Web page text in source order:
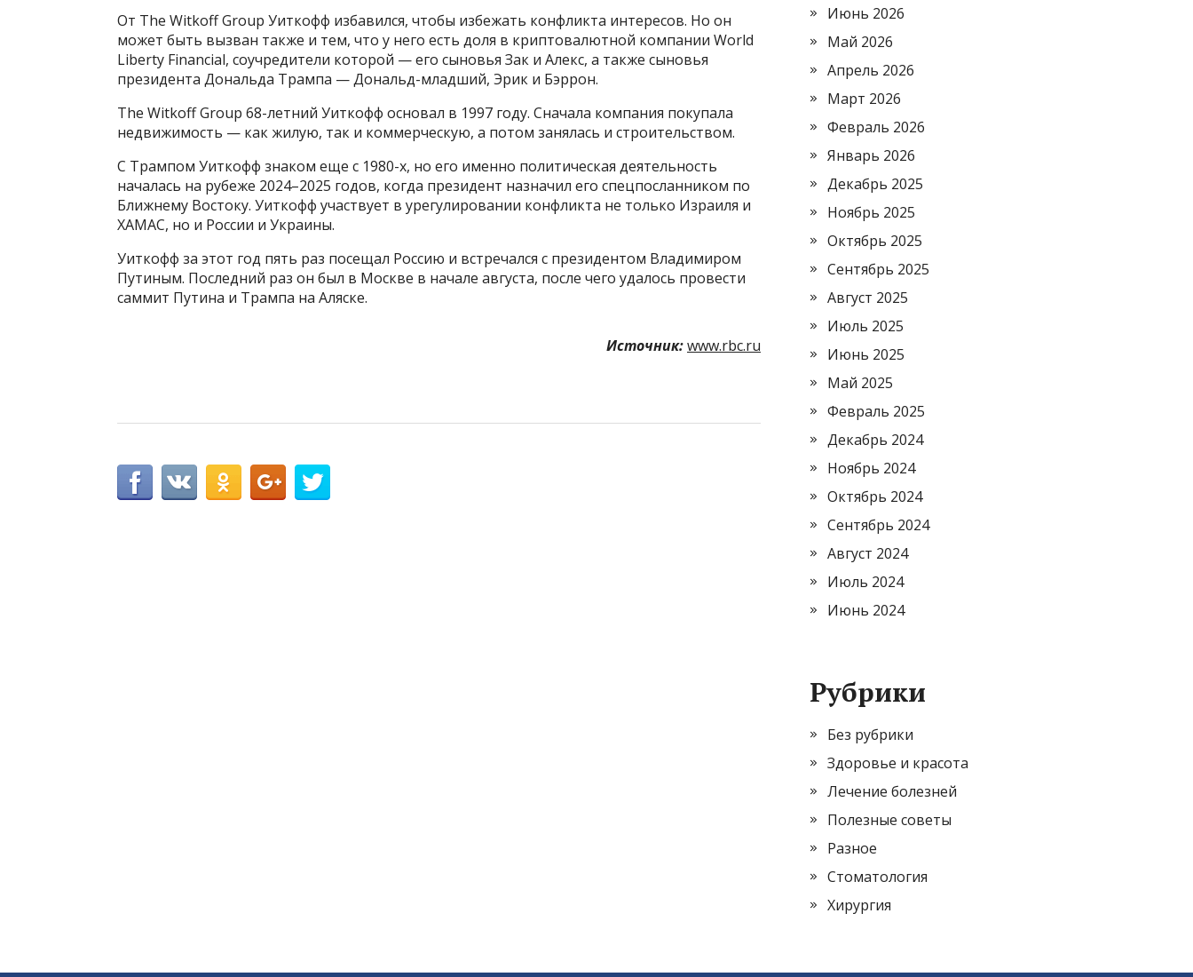
От The Witkoff Group Уиткофф избавился, чтобы избежать конфликта интересов. Но он
может быть вызван также и тем, что у него есть доля в криптовалютной компании World
Liberty Financial, соучредители которой — его сыновья Зак и Алекс, а также сыновья
президента Дональда Трампа — Дональд-младший, Эрик и Бэррон.
The Witkoff Group 68-летний Уиткофф основал в 1997 году. Сначала компания покупала
недвижимость — как жилую, так и коммерческую, а потом занялась и строительством.
С Трампом Уиткофф знаком еще с 1980-х, но его именно политическая деятельность
началась на рубеже 2024–2025 годов, когда президент назначил его спецпосланником по
Ближнему Востоку. Уиткофф участвует в урегулировании конфликта не только Израиля и
ХАМАС, но и России и Украины.
Уиткофф за этот год пять раз посещал Россию и встречался с президентом Владимиром
Путиным. Последний раз он был в Москве в начале августа, после чего удалось провести
саммит Путина и Трампа на Аляске.
Источник:www.rbc.ru
Июнь 2026
Май 2026
Апрель 2026
Март 2026
Февраль 2026
Январь 2026
Декабрь 2025
Ноябрь 2025
Октябрь 2025
Сентябрь 2025
Август 2025
Июль 2025
Июнь 2025
Май 2025
Февраль 2025
Декабрь 2024
Ноябрь 2024
Октябрь 2024
Сентябрь 2024
Август 2024
Июль 2024
Июнь 2024
Рубрики
Без рубрики
Здоровье и красота
Лечение болезней
Полезные советы
Разное
Стоматология
Хирургия